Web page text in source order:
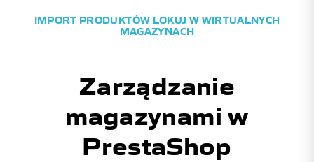
Zarządzanie
magazynami w
PrestaShop
IMPORT PRODUKTÓW LOKUJ W WIRTUALNYCH
MAGAZYNACH